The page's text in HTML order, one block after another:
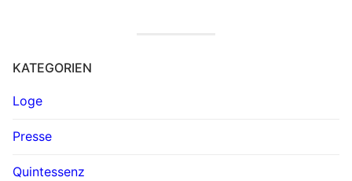
KATEGORIEN
Loge
Presse
Quintessenz